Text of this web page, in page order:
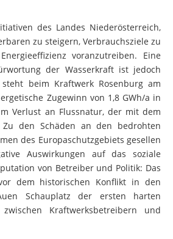
des Landes Niederösterreich,
zu steigern, Verbrauchsziele zu
voranzutreiben. Eine
der Wasserkraft ist jedoch
beim Kraftwerk Rosenburg am
Zugewinn von 1,8 GWh/a in
Verlust an Flussnatur, der mit dem
Zu den Schäden an den bedrohten
des Europaschutzgebiets gesellen
Auswirkungen auf das soziale
von Betreiber und Politik: Das
dem historischen Konflikt in den
Schauplatz der ersten harten
zwischen Kraftwerksbetreibern und